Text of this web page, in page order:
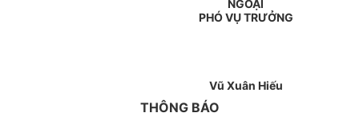
NGOẠI
PHÓ VỤ TRƯỞNG
Vũ Xuân Hiếu
THÔNG BÁO